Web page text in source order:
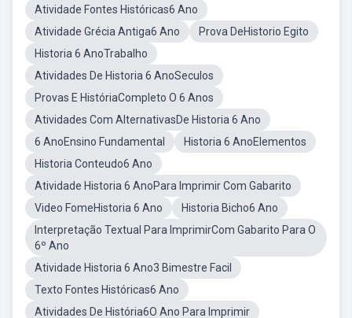
Atividade Fontes Históricas6 Ano
Atividade Grécia Antiga6 Ano
Prova DeHistorio Egito
Historia 6 AnoTrabalho
Atividades De Historia 6 AnoSeculos
Provas E HistóriaCompleto O 6 Anos
Atividades Com AlternativasDe Historia 6 Ano
6 AnoEnsino Fundamental
Historia 6 AnoElementos
Historia Conteudo6 Ano
Atividade Historia 6 AnoPara Imprimir Com Gabarito
Video FomeHistoria 6 Ano
Historia Bicho6 Ano
Interpretação Textual Para ImprimirCom Gabarito Para O
6º Ano
Atividade Historia 6 Ano3 Bimestre Facil
Texto Fontes Históricas6 Ano
Atividades De História6O Ano Para Imprimir